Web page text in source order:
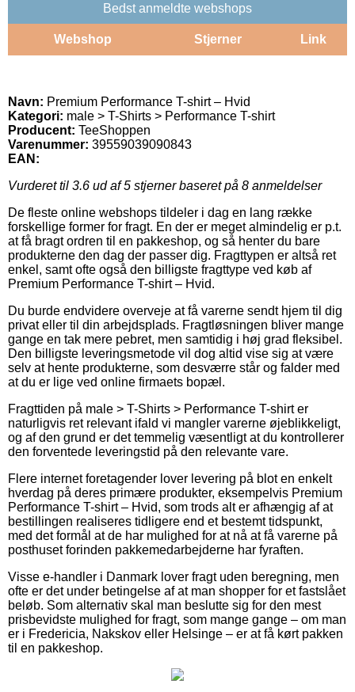
Bedst anmeldte webshops
Webshop Stjerner Link
Navn: Premium Performance T-shirt – Hvid
Kategori: male > T-Shirts > Performance T-shirt
Producent: TeeShoppen
Varenummer: 39559039090843
EAN:
Vurderet til 3.6 ud af 5 stjerner baseret på 8 anmeldelser
De fleste online webshops tildeler i dag en lang række
forskellige former for fragt. En der er meget almindelig er p.t.
at få bragt ordren til en pakkeshop, og så henter du bare
produkterne den dag der passer dig. Fragttypen er altså ret
enkel, samt ofte også den billigste fragttype ved køb af
Premium Performance T-shirt – Hvid.
Du burde endvidere overveje at få varerne sendt hjem til dig
privat eller til din arbejdsplads. Fragtløsningen bliver mange
gange en tak mere pebret, men samtidig i høj grad fleksibel.
Den billigste leveringsmetode vil dog altid vise sig at være
selv at hente produkterne, som desværre står og falder med
at du er lige ved online firmaets bopæl.
Fragttiden på male > T-Shirts > Performance T-shirt er
naturligvis ret relevant ifald vi mangler varerne øjeblikkeligt,
og af den grund er det temmelig væsentligt at du kontrollerer
den forventede leveringstid på den relevante vare.
Flere internet foretagender lover levering på blot en enkelt
hverdag på deres primære produkter, eksempelvis Premium
Performance T-shirt – Hvid, som trods alt er afhængig af at
bestillingen realiseres tidligere end et bestemt tidspunkt,
med det formål at de har mulighed for at nå at få varerne på
posthuset forinden pakkemedarbejderne har fyraften.
Visse e-handler i Danmark lover fragt uden beregning, men
ofte er det under betingelse af at man shopper for et fastslået
beløb. Som alternativ skal man beslutte sig for den mest
prisbevidste mulighed for fragt, som mange gange – om man
er i Fredericia, Nakskov eller Helsinge – er at få kørt pakken
til en pakkeshop.